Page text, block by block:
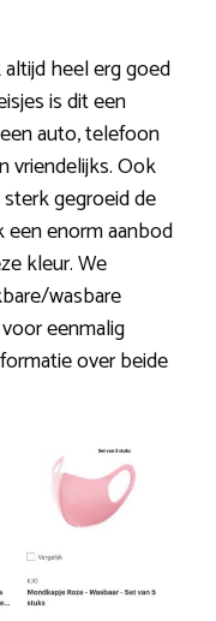
heel erg goed
is dit een
auto, telefoon
vriendelijks. Ook
gegroeid de
een enorm aanbod
kleur. We
wasbare
eenmalig
over beide